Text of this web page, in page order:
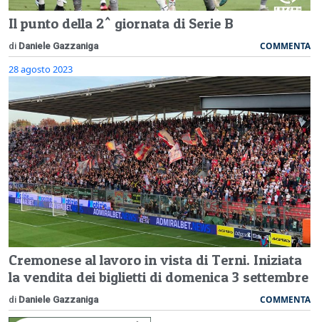
Il punto della 2^ giornata di Serie B
di Daniele Gazzaniga COMMENTA
28 agosto 2023
Cremonese al lavoro in vista di Terni. Iniziata
la vendita dei biglietti di domenica 3 settembre
di Daniele Gazzaniga COMMENTA